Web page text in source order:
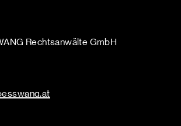
Rechtsanwälte GmbH
.at